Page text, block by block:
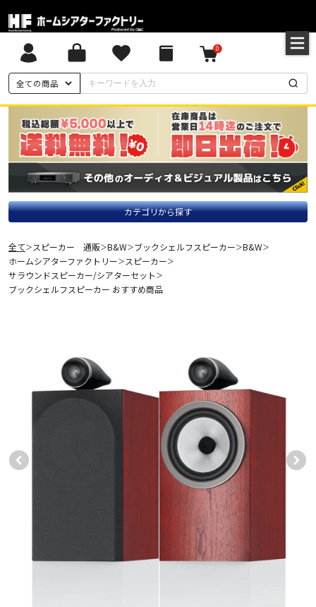
全ての商品
0
カテゴリから探す
全て＞ スピーカー 通販＞B&W＞ブックシェルフスピーカー＞B&W＞
ホームシアターファクトリー＞ スピーカー＞
サラウンドスピーカー/シアターセット ＞
ブックシェルフスピーカー おすすめ商品